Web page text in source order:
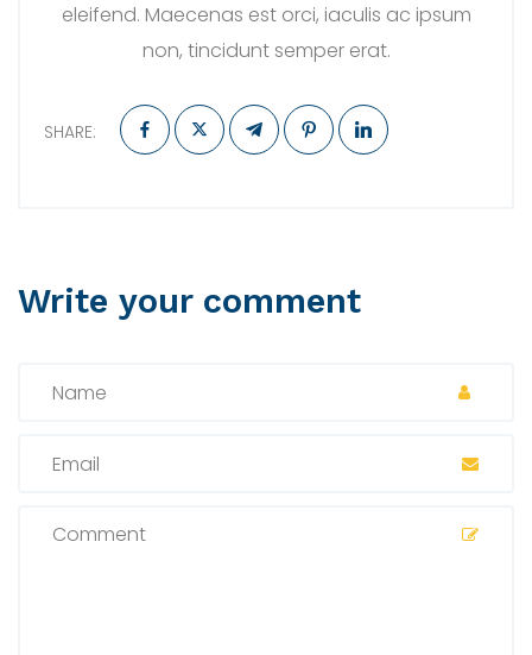
eleifend. Maecenas est orci, iaculis ac ipsum
non, tincidunt semper erat.
SHARE:
Write your comment